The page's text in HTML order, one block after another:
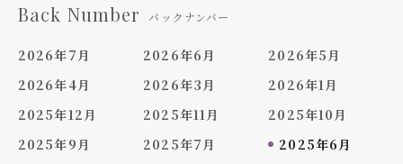
Back Number バックナンバー
2026年7月 2026年6月
2026年5月
2026年4月
2026年3月
2026年1月
2025年12月
2025年11月
2025年10月
2025年9月
2025年7月
2025年6月